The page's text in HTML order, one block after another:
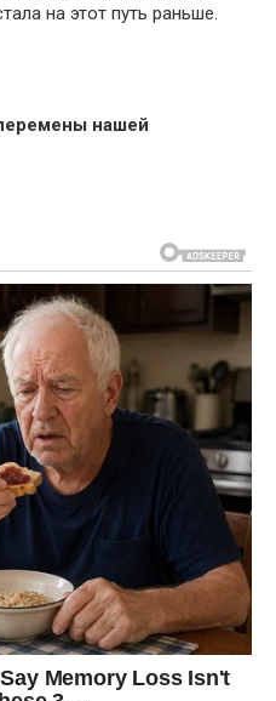
на этот путь раньше.
нашей